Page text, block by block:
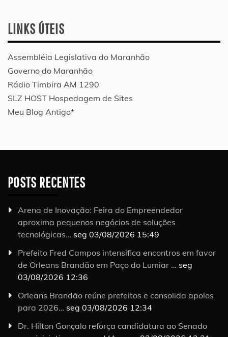
LINKS ÚTEIS
Assembléia Legislativa do Maranhão
Governo do Maranhão
Rádio Timbira AM 1290
SLZ HOST Hospedagem de Sites
Meu Blog Antigo*
POSTS RECENTES
Arena de Inovação: Feira do Empreendedor
aproxima pequenos negócios de soluções
tecnológicas… seg 03/08/2026 15:49
Prefeito Fred Campos intensifica encontros em favor
de Orleans Brandão em Paço do Lumiar … seg
03/08/2026 12:36
Orleans Brandão reúne prefeitos e consolida apoios
para 2026… seg 03/08/2026 12:34
Dr. Hilton Gonçalo reforça candidatura ao Senado